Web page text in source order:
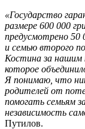
«Государство
размере 600 000
предусмотрено 50
и семью второго
Костина за нашим
которое
Я понимаю, что
родителей от
помогать семьям
независимость
Путилов.